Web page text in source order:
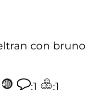
con bruno
:1 :1